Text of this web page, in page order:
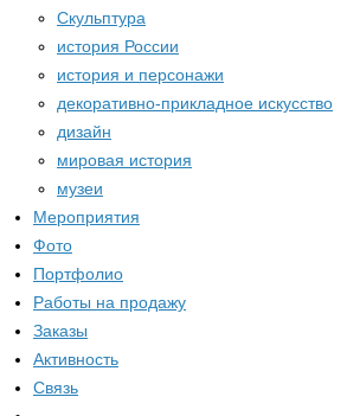
Скульптура
история России
история и персонажи
декоративно-прикладное искусство
дизайн
мировая история
музеи
Мероприятия
Фото
Портфолио
Работы на продажу
Заказы
Активность
Связь